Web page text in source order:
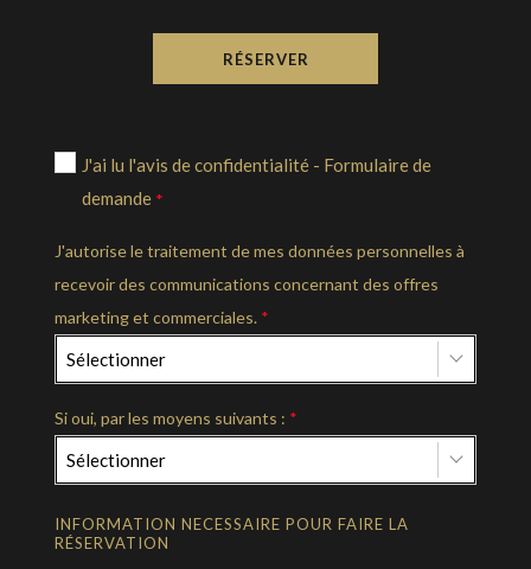
RÉSERVER
J'ai lu l'avis de confidentialité - Formulaire de
demande *
J'autorise le traitement de mes données personnelles à
recevoir des communications concernant des offres
marketing et commerciales. *
Sélectionner
Si oui, par les moyens suivants : *
Sélectionner
INFORMATION NECESSAIRE POUR FAIRE LA
RÉSERVATION